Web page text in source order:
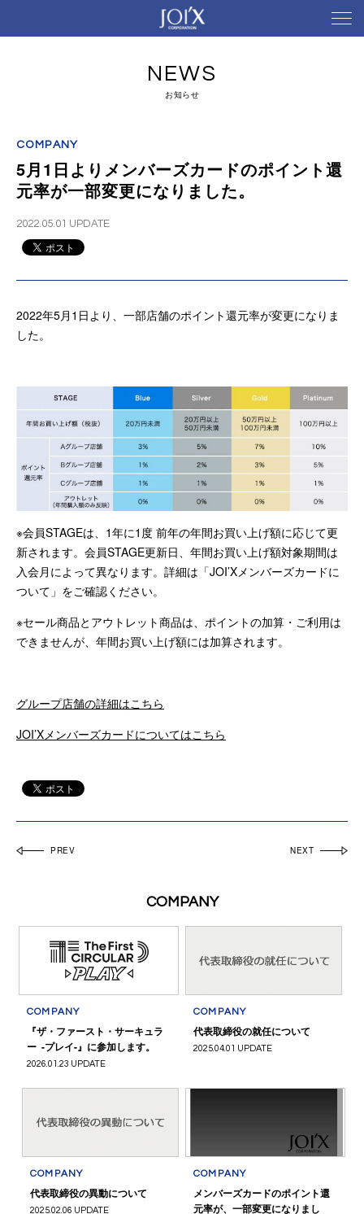
NEWS
お知らせ
COMPANY
5月1日よりメンバーズカードのポイント還
元率が一部変更になりました。
2022.05.01 UPDATE
2022年5月1日より、一部店舗のポイント還元率が変更になりま
した。
※会員STAGEは、1年に1度 前年の年間お買い上げ額に応じて更
新されます。会員STAGE更新日、年間お買い上げ額対象期間は
入会月によって異なります。詳細は「JOI’Xメンバーズカードに
ついて」をご確認ください。
※セール商品とアウトレット商品は、ポイントの加算・ご利用は
できませんが、年間お買い上げ額には加算されます。
グループ店舗の詳細はこちら
JOI’Xメンバーズカードについてはこちら
PREV NEXT
COMPANY
COMPANY
『ザ・ファースト・サーキュラ
ー -プレイ-』に参加します。
2026.01.23 UPDATE
COMPANY
代表取締役の就任について
2025.04.01 UPDATE
COMPANY
代表取締役の異動について
2025.02.06 UPDATE
COMPANY
メンバーズカードのポイント還
元率が、一部変更になりまし